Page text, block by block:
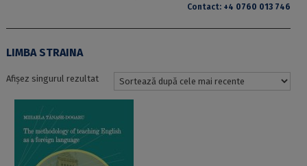
Contact: +4 0760 013 746
LIMBA STRAINA
Afișez singurul rezultat